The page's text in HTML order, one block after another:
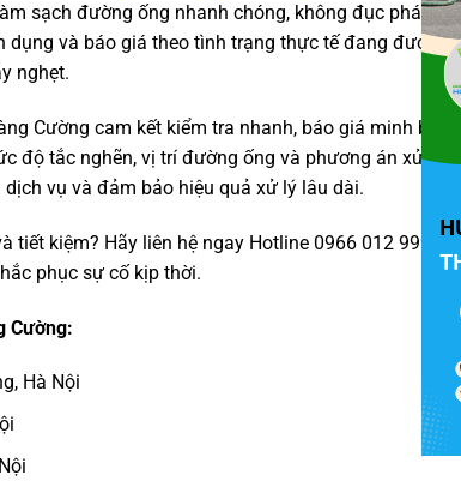
sạch đường ống nhanh chóng, không đục phá,
và báo giá theo tình trạng thực tế đang được
nghẹt.
Cường cam kết kiểm tra nhanh, báo giá minh
tắc nghẽn, vị trí đường ống và phương án xử lý.
vụ và đảm bảo hiệu quả xử lý lâu dài.
tiết kiệm? Hãy liên hệ ngay Hotline 0966 012 999
phục sự cố kịp thời.
Cường:
Hà Nội